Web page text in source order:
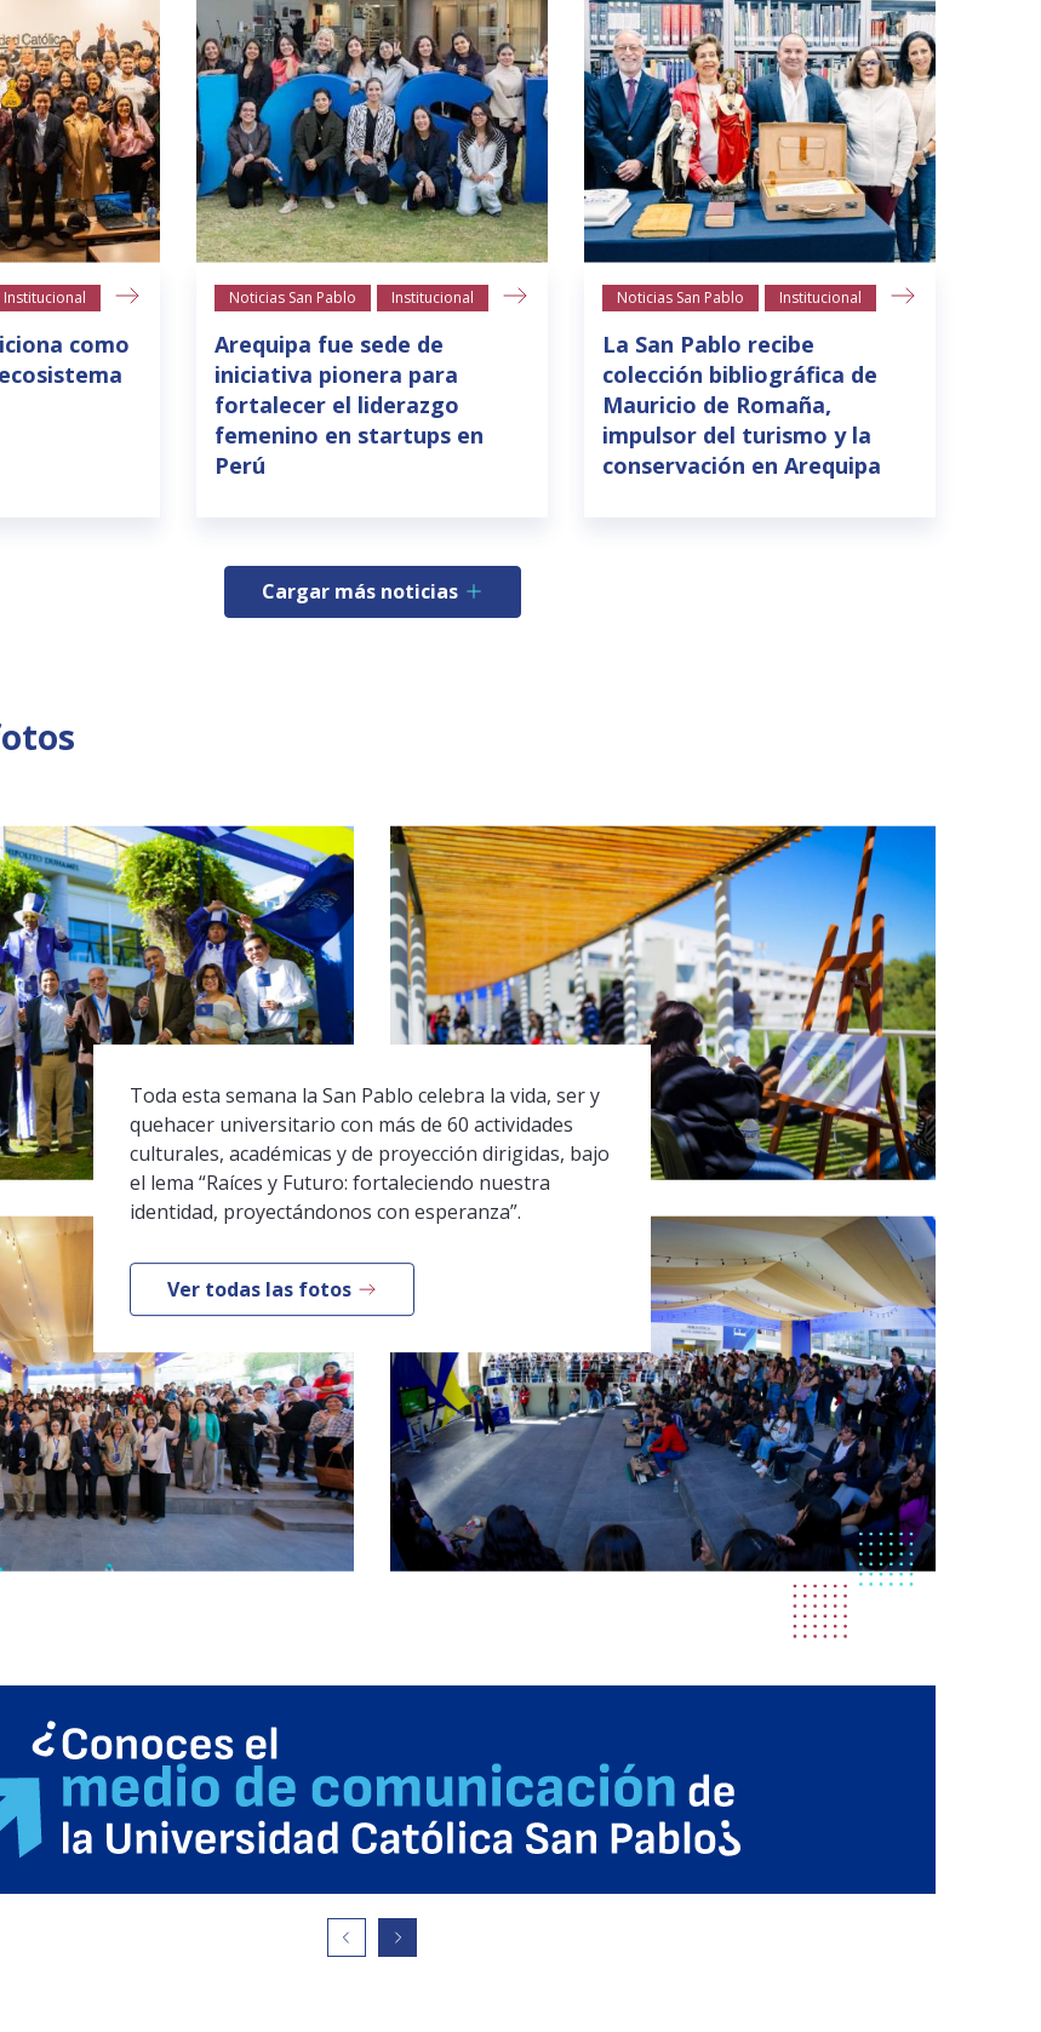
Institucional
como
Noticias San Pablo Institucional
Arequipa fue sede de
iniciativa pionera para
fortalecer el liderazgo
femenino en startups en
Perú
Noticias San Pablo Institucional
La San Pablo recibe
colección bibliográfica de
Mauricio de Romaña,
impulsor del turismo y la
conservación en Arequipa
Cargar más noticias
Toda esta semana la San Pablo celebra la vida, ser y
quehacer universitario con más de 60 actividades
culturales, académicas y de proyección dirigidas, bajo
el lema “Raíces y Futuro: fortaleciendo nuestra
identidad, proyectándonos con esperanza”.
Ver todas las fotos